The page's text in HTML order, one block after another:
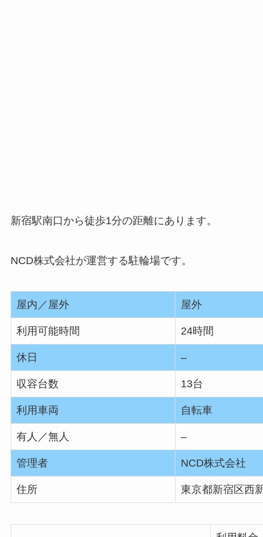
新宿駅南口から徒歩1分の距離にあります。
NCD株式会社が運営する駐輪場です。
屋内／屋外 屋外
利用可能時間 24時間
休日 –
収容台数 13台
利用車両 自転車
有人／無人 –
管理者 NCD株式会社
住所 東京都新宿区西